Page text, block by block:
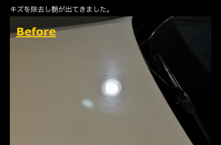
キズを除去し艶が出てきました。